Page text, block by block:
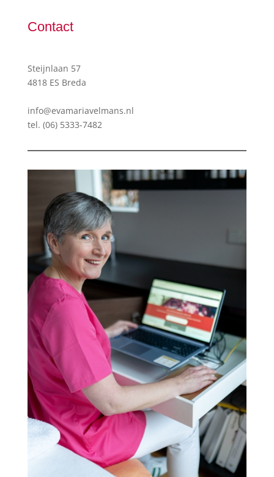
Contact
Steijnlaan 57
4818 ES Breda
info@evamariavelmans.nl
tel. (06) 5333-7482